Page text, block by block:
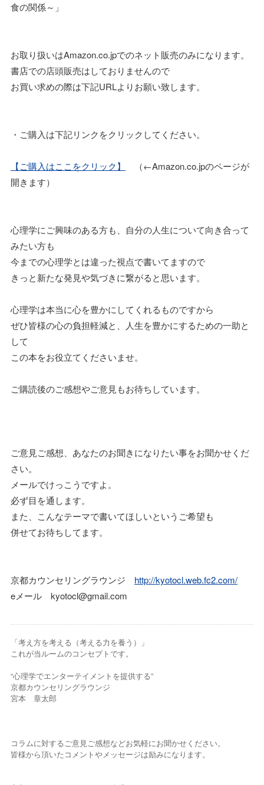
食の関係～」
お取り扱いはAmazon.co.jpでのネット販売のみになります。
書店での店頭販売はしておりませんので
お買い求めの際は下記URLよりお願い致します。
・ご購入は下記リンクをクリックしてください。
【ご購入はここをクリック】
（←Amazon.co.jpのページが
開きます）
心理学にご興味のある方も、自分の人生について向き合って
みたい方も
今までの心理学とは違った視点で書いてますので
きっと新たな発見や気づきに繋がると思います。
心理学は本当に心を豊かにしてくれるものですから
ぜひ皆様の心の負担軽減と、人生を豊かにするための一助と
して
この本をお役立てくださいませ。
ご購読後のご感想やご意見もお待ちしています。
ご意見ご感想、あなたのお聞きになりたい事をお聞かせくだ
さい。
メールでけっこうですよ。
必ず目を通します。
また、こんなテーマで書いてほしいというご希望も
併せてお待ちしてます。
京都カウンセリングラウンジ http://kyotocl.web.fc2.com/
eメール kyotocl@gmail.com
「考え方を考える（考える力を養う）」
これが当ルームのコンセプトです。
“心理学でエンターテイメントを提供する”
京都カウンセリングラウンジ
宮本 章太郎
コラムに対するご意見ご感想などお気軽にお聞かせください。
皆様から頂いたコメントやメッセージは励みになります。